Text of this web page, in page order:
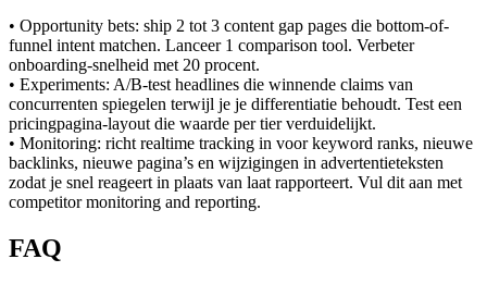
• Opportunity bets: ship 2 tot 3 content gap pages die bottom-of-
funnel intent matchen. Lanceer 1 comparison tool. Verbeter
onboarding-snelheid met 20 procent.
• Experiments: A/B-test headlines die winnende claims van
concurrenten spiegelen terwijl je je differentiatie behoudt. Test een
pricingpagina-layout die waarde per tier verduidelijkt.
• Monitoring: richt realtime tracking in voor keyword ranks, nieuwe
backlinks, nieuwe pagina’s en wijzigingen in advertentieteksten
zodat je snel reageert in plaats van laat rapporteert. Vul dit aan met
competitor monitoring and reporting.
FAQ